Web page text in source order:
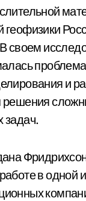
геофизики
своем
и
решения
задач.
в одной